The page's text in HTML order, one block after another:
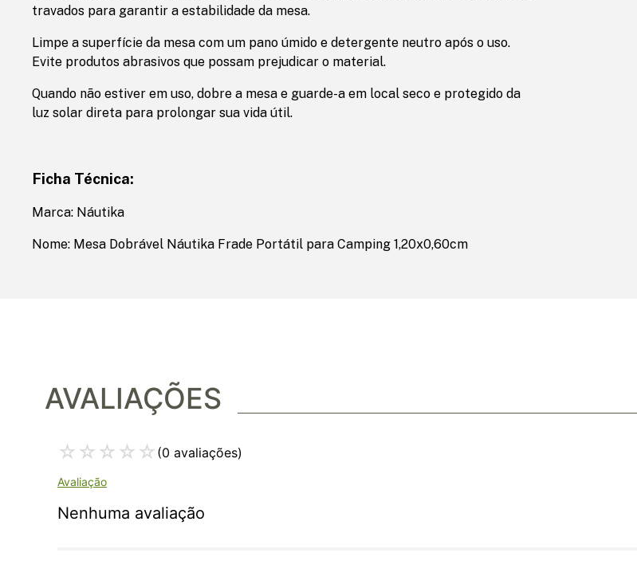
travados para garantir a estabilidade da mesa.
Limpe a superfície da mesa com um pano úmido e detergente neutro após o uso.
Evite produtos abrasivos que possam prejudicar o material.
Quando não estiver em uso, dobre a mesa e guarde-a em local seco e protegido da
luz solar direta para prolongar sua vida útil.
Ficha Técnica:
Marca: Náutika
Nome: Mesa Dobrável Náutika Frade Portátil para Camping 1,20x0,60cm
AVALIAÇÕES
☆ ☆ ☆ ☆ ☆ (0 avaliações)
Nenhuma avaliação